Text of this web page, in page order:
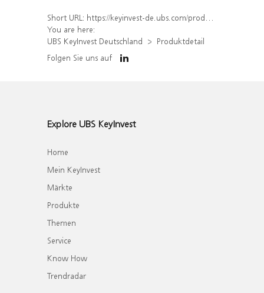
Short URL: https://keyinvest-de.ubs.com/produkt/detail/index/isin/DE000WA8H7P6
You are here:
UBS KeyInvest Deutschland
Produktdetail
Folgen Sie uns auf
Explore UBS KeyInvest
Home
Mein KeyInvest
Märkte
Produkte
Themen
Service
Know How
Trendradar